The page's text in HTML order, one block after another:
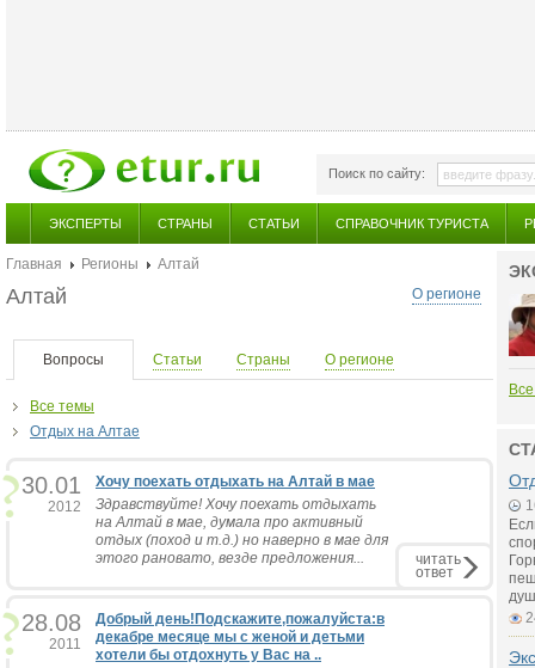
Поиск по сайту:
ЭКСПЕРТЫ СТРАНЫ СТАТЬИ СПРАВОЧНИК ТУРИСТА
Главная Регионы
Алтай
О регионе
Алтай
Вопросы Статьи Страны О регионе
Все темы
Отдых на Алтае
30.01
2012
Хочу поехать отдыхать на Алтай в мае
Здравствуйте! Хочу поехать отдыхать
на Алтай в мае, думала про активный
отдых (поход и т.д.) но наверно в мае для
этого рановато, везде предложения...
читать
ответ
28.08
2011
Добрый день!Подскажите,пожалуйста:в
декабре месяце мы с женой и детьми
хотели бы отдохнуть у Вас на ..